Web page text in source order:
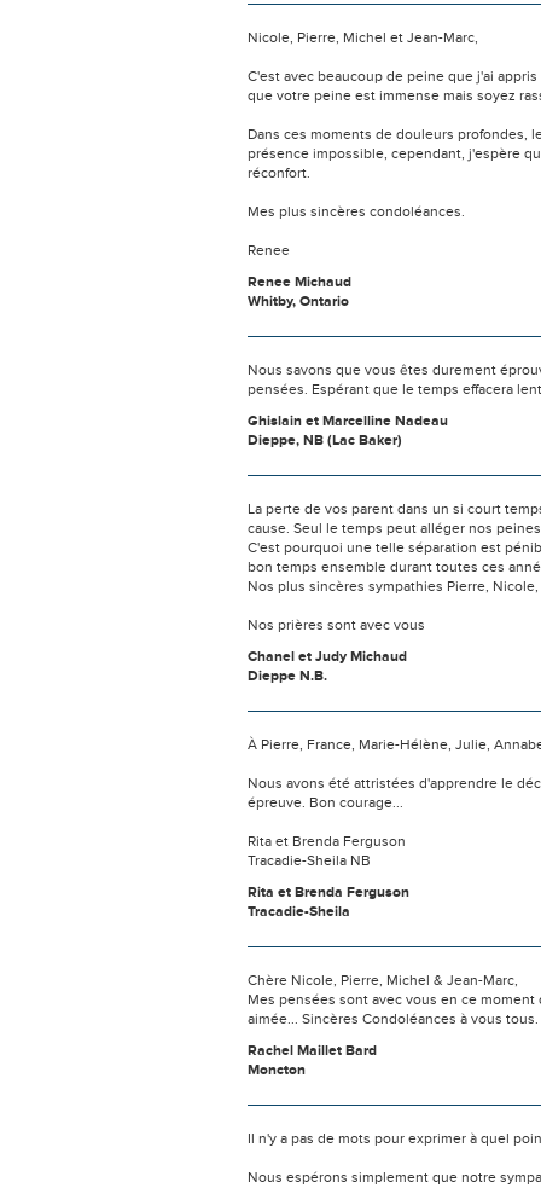
Nicole, Pierre, Michel et Jean-Marc,
C'est avec beaucoup de peine que j'ai
que votre peine est immense mais soyez
Dans ces moments de douleurs profondes,
présence impossible, cependant, j'espère
réconfort.
Mes plus sincères condoléances.
Renee
Renee Michaud
Whitby, Ontario
Nous savons que vous êtes durement
pensées. Espérant que le temps effacera
Ghislain et Marcelline Nadeau
Dieppe, NB (Lac Baker)
La perte de vos parent dans un si court
cause. Seul le temps peut alléger nos
C'est pourquoi une telle séparation est
bon temps ensemble durant toutes ces
Nos plus sincères sympathies Pierre,
Nos prières sont avec vous
Chanel et Judy Michaud
Dieppe N.B.
À Pierre, France, Marie-Hélène, Julie,
Nous avons été attristées d'apprendre le
épreuve. Bon courage...
Rita et Brenda Ferguson
Tracadie-Sheila NB
Rita et Brenda Ferguson
Tracadie-Sheila
Chère Nicole, Pierre, Michel & Jean-Marc,
Mes pensées sont avec vous en ce
aimée... Sincères Condoléances à vous tous.
Rachel Maillet Bard
Moncton
Il n'y a pas de mots pour exprimer à quel
Nous espérons simplement que notre